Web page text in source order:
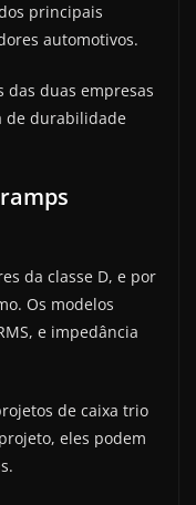
principais
automotivos.
das duas empresas
de durabilidade
da classe D, e por
Os modelos
e impedância
de caixa trio
eles podem